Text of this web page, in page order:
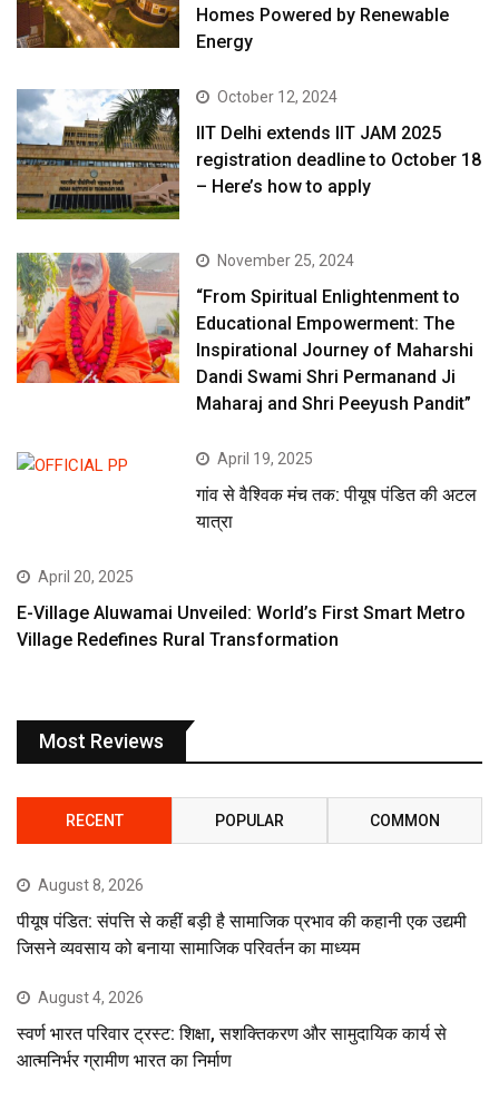
Homes Powered by Renewable
Energy
October 12, 2024
IIT Delhi extends IIT JAM 2025
registration deadline to October 18
– Here’s how to apply
November 25, 2024
“From Spiritual Enlightenment to
Educational Empowerment: The
Inspirational Journey of Maharshi
Dandi Swami Shri Permanand Ji
Maharaj and Shri Peeyush Pandit”
April 19, 2025
गांव से वैश्विक मंच तक: पीयूष पंडित की अटल
यात्रा
April 20, 2025
E-Village Aluwamai Unveiled: World’s First Smart Metro
Village Redefines Rural Transformation
Most Reviews
RECENT POPULAR COMMON
August 8, 2026
पीयूष पंडित: संपत्ति से कहीं बड़ी है सामाजिक प्रभाव की कहानी एक उद्यमी
जिसने व्यवसाय को बनाया सामाजिक परिवर्तन का माध्यम
August 4, 2026
स्वर्ण भारत परिवार ट्रस्ट: शिक्षा, सशक्तिकरण और सामुदायिक कार्य से
आत्मनिर्भर ग्रामीण भारत का निर्माण